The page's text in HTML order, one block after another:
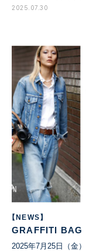
2025.07.30
【NEWS】
GRAFFITI BAG
2025年7月25日（金）